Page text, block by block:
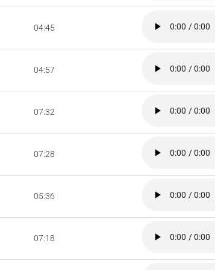
04:45
04:57
07:32
07:28
05:36
07:18